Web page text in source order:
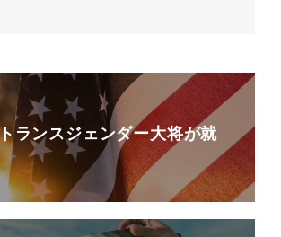
ランスジェンダー大将が就